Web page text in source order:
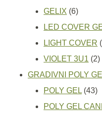
GELIX 66
LED COVER
LIGHT COVER
VIOLET 3U1 22
GRADIVNI POLY
POLY GEL 4343
POLY GEL